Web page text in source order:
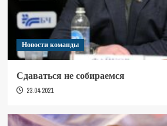
Новости команды
Сдаваться не собираемся
23.04.2021